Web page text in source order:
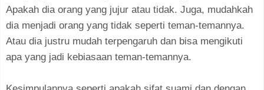
Apakah dia orang yang jujur atau tidak. Juga, mudahkah
dia menjadi orang yang tidak seperti teman-temannya.
Atau dia justru mudah terpengaruh dan bisa mengikuti
apa yang jadi kebiasaan teman-temannya.